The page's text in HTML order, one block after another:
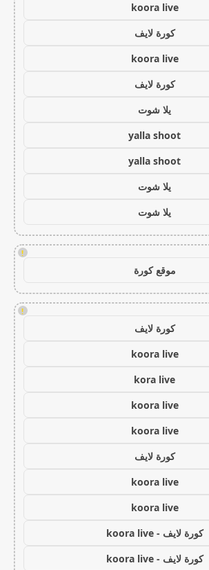
koora live
كورة لايف
koora live
كورة لايف
يلا شوت
yalla shoot
yalla shoot
يلا شوت
يلا شوت
!
موقع كورة
!
كورة لايف
koora live
kora live
koora live
koora live
كورة لايف
koora live
koora live
كورة لايف - koora live
كورة لايف - koora live